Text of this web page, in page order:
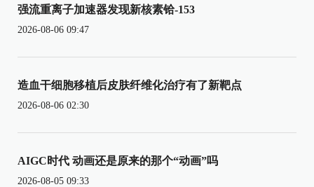
强流重离子加速器发现新核素铪-153
2026-08-06 09:47
造血干细胞移植后皮肤纤维化治疗有了新靶点
2026-08-06 02:30
AIGC时代 动画还是原来的那个“动画”吗
2026-08-05 09:33